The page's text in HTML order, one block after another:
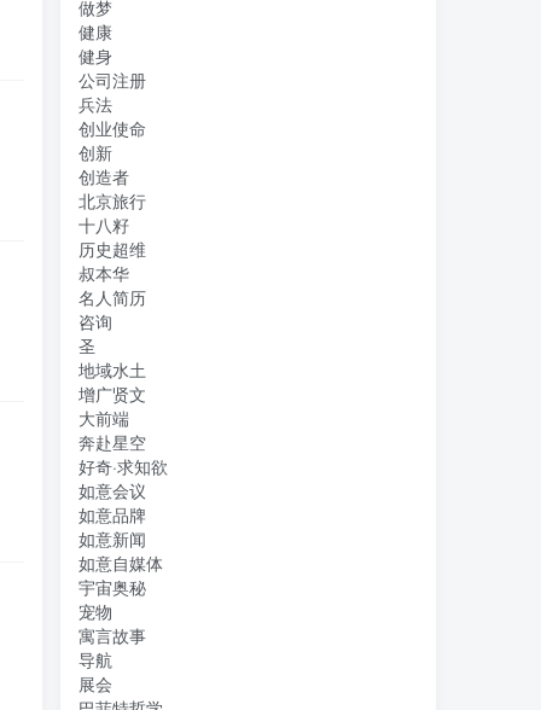
做梦
健康
健身
公司注册
兵法
创业使命
创新
创造者
北京旅行
十八籽
历史超维
叔本华
名人简历
咨询
圣
地域水土
增广贤文
大前端
奔赴星空
好奇·求知欲
如意会议
如意品牌
如意新闻
如意自媒体
宇宙奥秘
宠物
寓言故事
导航
展会